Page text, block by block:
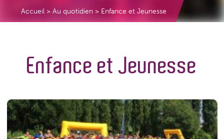
Accueil > Au quotidien > Enfance et Jeunesse
Enfance et Jeunesse